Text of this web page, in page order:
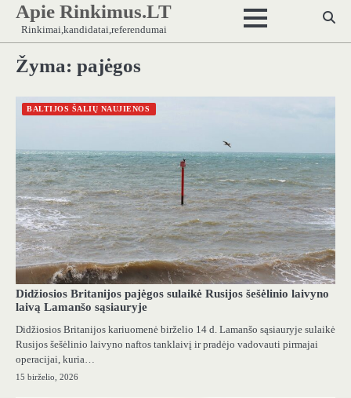
Skip
content
Apie Rinkimus.LT
Rinkimai,kandidatai,referendumai
Žyma: pajėgos
BALTIJOS ŠALIŲ NAUJIENOS
Didžiosios Britanijos pajėgos sulaikė Rusijos šešėlinio laivyno
laivą Lamanšo sąsiauryje
Didžiosios Britanijos kariuomenė birželio 14 d. Lamanšo sąsiauryje sulaikė
Rusijos šešėlinio laivyno naftos tanklaivį ir pradėjo vadovauti pirmajai
operacijai, kuria…
15 birželio, 2026